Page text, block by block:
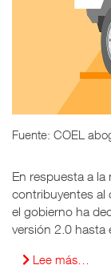
Fuente: COEL
En respuesta a
contribuyentes al
el gobierno ha
versión 2.0 hasta
Lee más…